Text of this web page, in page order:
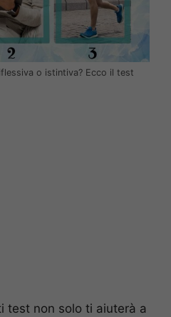
o istintiva? Ecco il test
test non solo ti aiuterà a